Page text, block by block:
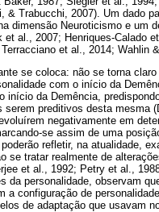
& Trabucchi, 2007). Um dado
dimensão Neuroticismo e um
al., 2007; Henriques-Calado
et al., 2014; Wahlin
se coloca: não se torna
com o início da
início da Demência,
serem preditivos desta
negativamente em
se assim de uma
refletir, na atualidade,
se tratar realmente de
et al., 1992; Petry et al.,
da personalidade, observam
a configuração de
de adaptação que usavam